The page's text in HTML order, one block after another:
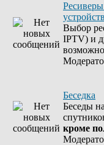
Выбор
IPTV) и
Беседка
Беседы
кроме